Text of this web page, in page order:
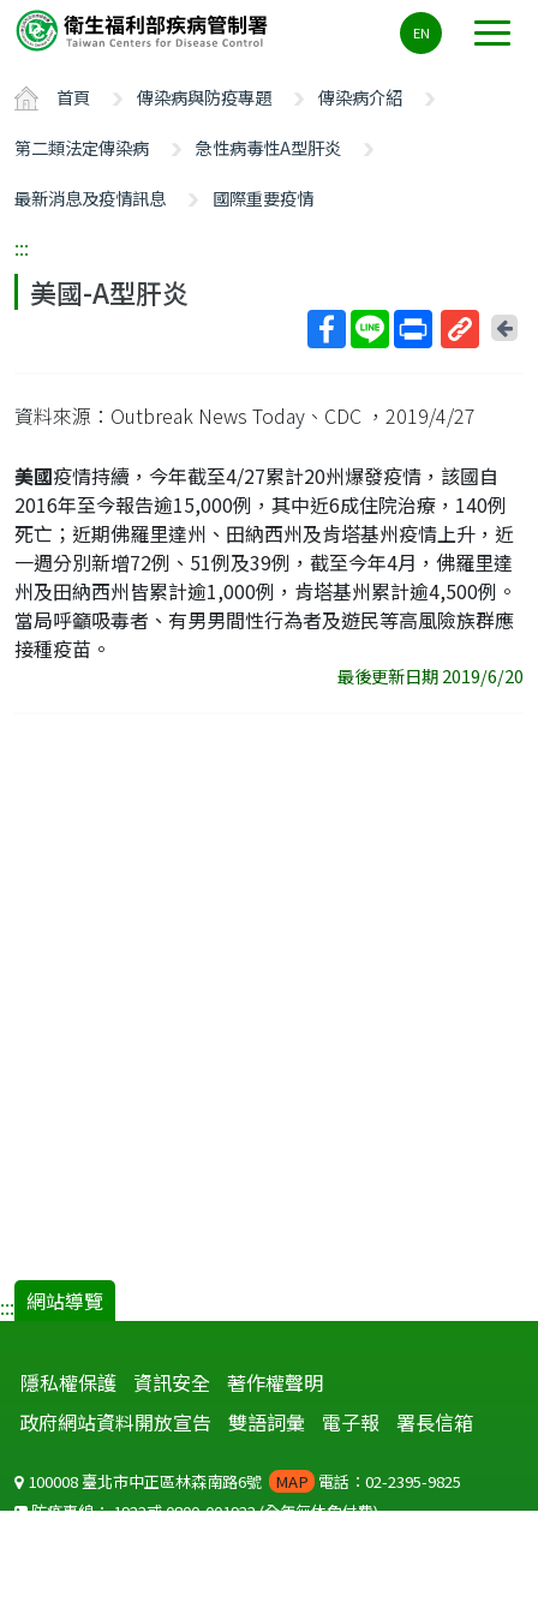
要
容
ALT+C
EN
首頁 傳染病與防疫專題
傳染病介紹
第二類法定傳染病
急性病毒性A型肝炎
最新消息及疫情訊息
國際重要疫情
:::
美國-A型肝炎
短
址
回
資料來源：Outbreak News Today、CDC ，2019/4/27
美國疫情持續，今年截至4/27累計20州爆發疫情，該國自
2016年至今報告逾15,000例，其中近6成住院治療，140例
死亡；近期佛羅里達州、田納西州及肯塔基州疫情上升，近
一週分別新增72例、51例及39例，截至今年4月，佛羅里達
州及田納西州皆累計逾1,000例，肯塔基州累計逾4,500例。
當局呼籲吸毒者、有男男間性行為者及遊民等高風險族群應
接種疫苗。
最後更新日期 2019/6/20
::: 網站導覽
隱私權保護 資訊安全 著作權聲明
政府網站資料開放宣告
雙語詞彙 電子報 署長信箱
100008 臺北市中正區林森南路6號 MAP 電話：02-2395-9825
防疫專線：1922或0800-001922(全年無休免付費)